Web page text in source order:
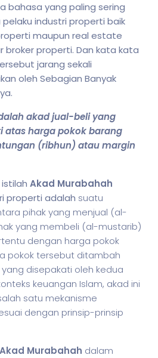
bahasa yang paling sering
industri properti baik
maupun real estate
broker properti. Dan kata kata
jarang sekali
oleh Sebagian Banyak
akad jual-beli yang
atas harga pokok barang
(ribhun) atau margin
Akad Murabahah
properti adalah suatu
pihak yang menjual (al-
yang membeli (al-mustarib)
dengan harga pokok
pokok tersebut ditambah
disepakati oleh kedua
keuangan Islam, akad ini
satu mekanisme
dengan prinsip-prinsip
Akad Murabahah dalam